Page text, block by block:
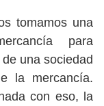
tomamos una
para
una sociedad
la mercancía.
con eso, la